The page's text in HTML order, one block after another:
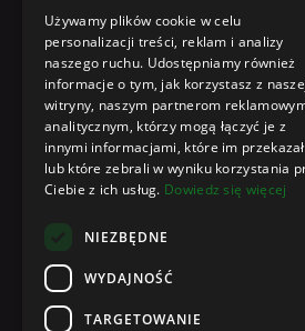
IN SHORT
Home
About Us
Product
Brand
Contact
Używamy plików cookie w celu
personalizacji treści, reklam i analizy
naszego ruchu. Udostępniamy również
informacje o tym, jak korzystasz z
witryny, naszym partnerom
analitycznym, którzy mogą łączyć je z
innymi informacjami, które im
lub które zebrali w wyniku korzystania
Ciebie z ich usług. Dowiedz się więcej
NIEZBĘDNE
WYDAJNOŚĆ
TARGETOWANIE